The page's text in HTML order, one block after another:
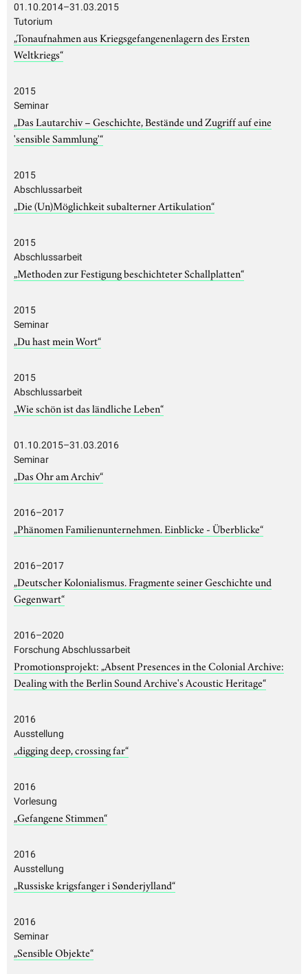
01.10.2014–31.03.2015
Tutorium
„Tonaufnahmen aus Kriegsgefangenenlagern des Ersten
Weltkriegs“
2015
Seminar
„Das Lautarchiv – Geschichte, Bestände und Zugriff auf eine
'sensible Sammlung'“
2015
Abschlussarbeit
„Die (Un)Möglichkeit subalterner Artikulation“
2015
Abschlussarbeit
„Methoden zur Festigung beschichteter Schallplatten“
2015
Seminar
„Du hast mein Wort“
2015
Abschlussarbeit
„Wie schön ist das ländliche Leben“
01.10.2015–31.03.2016
Seminar
„Das Ohr am Archiv“
2016–2017
„Phänomen Familienunternehmen. Einblicke - Überblicke“
2016–2017
„Deutscher Kolonialismus. Fragmente seiner Geschichte und
Gegenwart“
2016–2020
Forschung Abschlussarbeit
Promotionsprojekt: „Absent Presences in the Colonial Archive:
Dealing with the Berlin Sound Archive's Acoustic Heritage“
2016
Ausstellung
„digging deep, crossing far“
2016
Vorlesung
„Gefangene Stimmen“
2016
Ausstellung
„Russiske krigsfanger i Sønderjylland“
2016
Seminar
„Sensible Objekte“